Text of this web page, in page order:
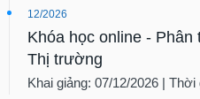
12/2026
Khóa học online -
Thị trường
Khai giảng: 07/12/2026 | Thời